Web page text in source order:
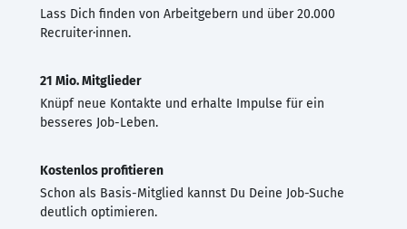
Lass Dich finden von Arbeitgebern und über 20.000
Recruiter·innen.
21 Mio. Mitglieder
Knüpf neue Kontakte und erhalte Impulse für ein
besseres Job-Leben.
Kostenlos profitieren
Schon als Basis-Mitglied kannst Du Deine Job-Suche
deutlich optimieren.